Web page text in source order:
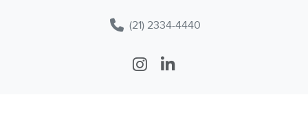
(21) 2334-4440